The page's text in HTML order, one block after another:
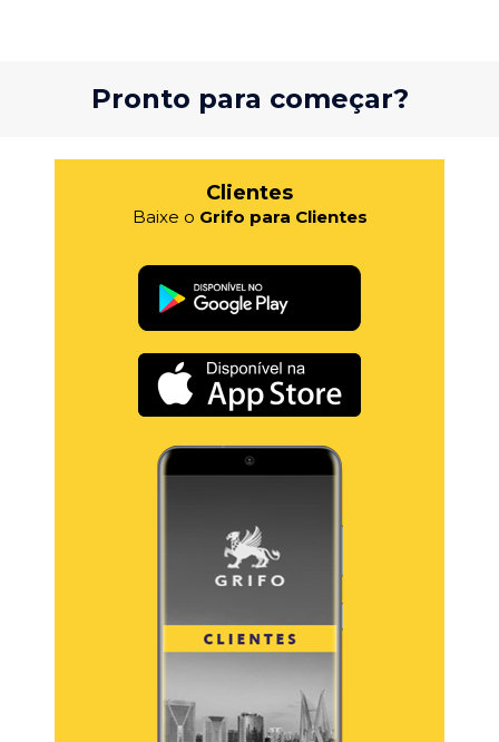
Pronto para começar?
Clientes
Baixe o Grifo para Clientes